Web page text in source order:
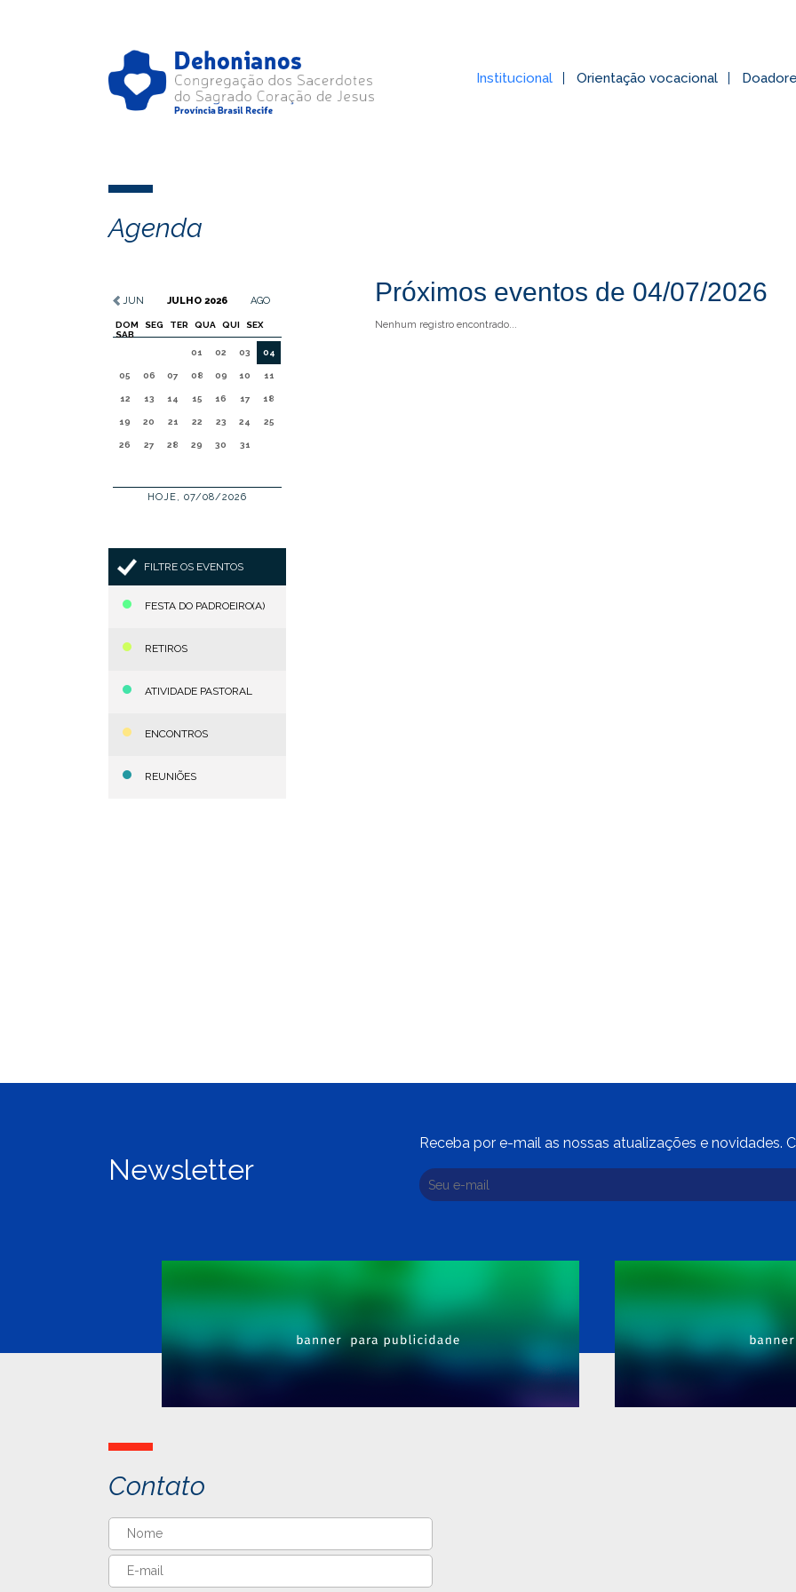
Institucional Orientação vocacional
Agenda
JUN JULHO 2026 AGO
DOM SEG TER QUA QUI
SEX
SAB
01
02 03 04
05 06 07 08 09 10 11
12 13 14 15 16 17 18
19 20 21 22 23 24 25
26 27 28 29 30 31
HOJE, 07/08/2026
FILTRE OS EVENTOS
FESTA DO PADROEIRO(A)
RETIROS
ATIVIDADE PASTORAL
ENCONTROS
REUNIÕES
Próximos eventos de 04/07/2026
Nenhum registro encontrado...
Newsletter
Receba por e-mail as nossas atualizações e novidades.
Contato